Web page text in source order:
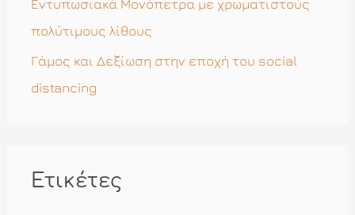
Εντυπωσιακά Μονόπετρα με χρωματιστούς
πολύτιμους λίθους
Γάμος και Δεξίωση στην εποχή του social
distancing
Ετικέτες